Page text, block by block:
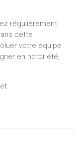
régulièrement
cette
votre équipe
en notoriété,